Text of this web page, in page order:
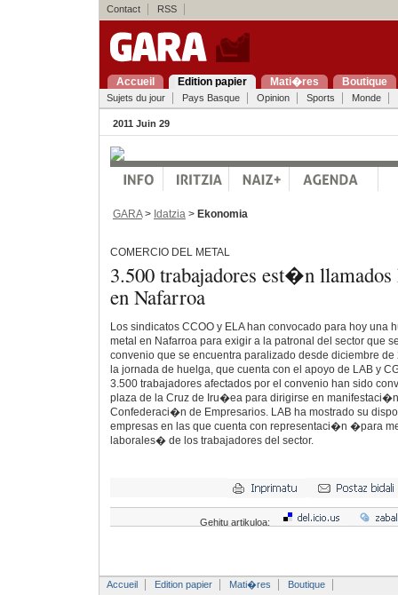
Contact RSS
Accueil Edition papier Mati�res Boutique
Sujets du jour Pays Basque Opinion Sports Monde
2011 Juin 29
GARA> Idatzia > Ekonomia
COMERCIO DEL METAL
3.500 trabajadores est�n llamados
en Nafarroa
Los sindicatos CCOO y ELA han convocado para hoy una
metal en Nafarroa para exigir a la patronal del sector que
convenio que se encuentra paralizado desde diciembre de
la jornada de huelga, que cuenta con el apoyo de LAB y
3.500 trabajadores afectados por el convenio han sido
plaza de la Cruz de Iru�ea para dirigirse en
Confederaci�n de Empresarios. LAB ha mostrado su
empresas en las que cuenta con representaci�n �para
laborales� de los trabajadores del sector.
Gehitu artikuloa:
Accueil Edition papier Mati�res
Boutique